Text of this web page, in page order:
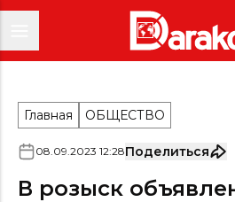
Главная ОБЩЕСТВО
08.09.2023 12:28Поделиться
В розыск